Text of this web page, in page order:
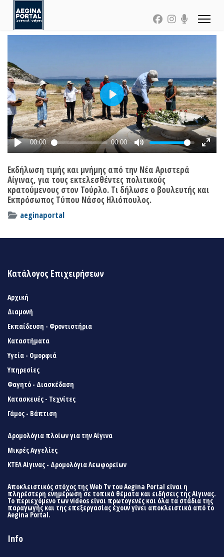
Εκδήλωση τιμής και μνήμης από την Νέα Αριστερά
Αίγινας, για τους εκτελεσθέντες πολιτικούς
κρατούμενους στον Τούρλο. Τι δήλωσε ο βουλευτής και
Εκπρόσωπος Τύπου Νάσος Ηλιόπουλος.
aeginaportal
Κατάλογος Επιχειρήσεων
Αρχική
Διαμονή
Εκπαίδευση - Φροντιστήρια
Καταστήματα
Υγεία - Ομορφιά
Υπηρεσίες
Φαγητό - Διασκέδαση
Κατασκευές - Τεχνίτες
Γάμος - Βάπτιση
Δρομολόγια πλοίων για την Αίγινα
Μικρές Αγγελίες
ΚΤΕΛ Αίγινας - Δρομολόγια Λεωφορείων
Αποκλειστικός στόχος της Web Tv του Aegina Portal είναι η
πληρέστερη ενημέρωση σε τοπικά θέματα και ειδήσεις της Αίγινας.
Το περιεχόμενο των videos είναι πρωτογενές και όλα τα στάδια της
παραγωγής και της επεξεργασίας έχουν γίνει αποκλειστικά από το
Aegina Portal.
Info